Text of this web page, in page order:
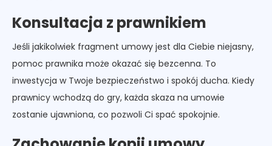
Konsultacja z prawnikiem
Jeśli jakikolwiek fragment umowy jest dla Ciebie niejasny,
pomoc prawnika może okazać się bezcenna. To
inwestycja w Twoje bezpieczeństwo i spokój ducha. Kiedy
prawnicy wchodzą do gry, każda skaza na umowie
zostanie ujawniona, co pozwoli Ci spać spokojnie.